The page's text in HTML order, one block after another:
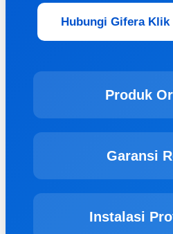
Hubungi Gifera Klik
Produk
Garansi
Instalasi